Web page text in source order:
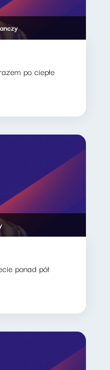
po ciepłe
ponad pół